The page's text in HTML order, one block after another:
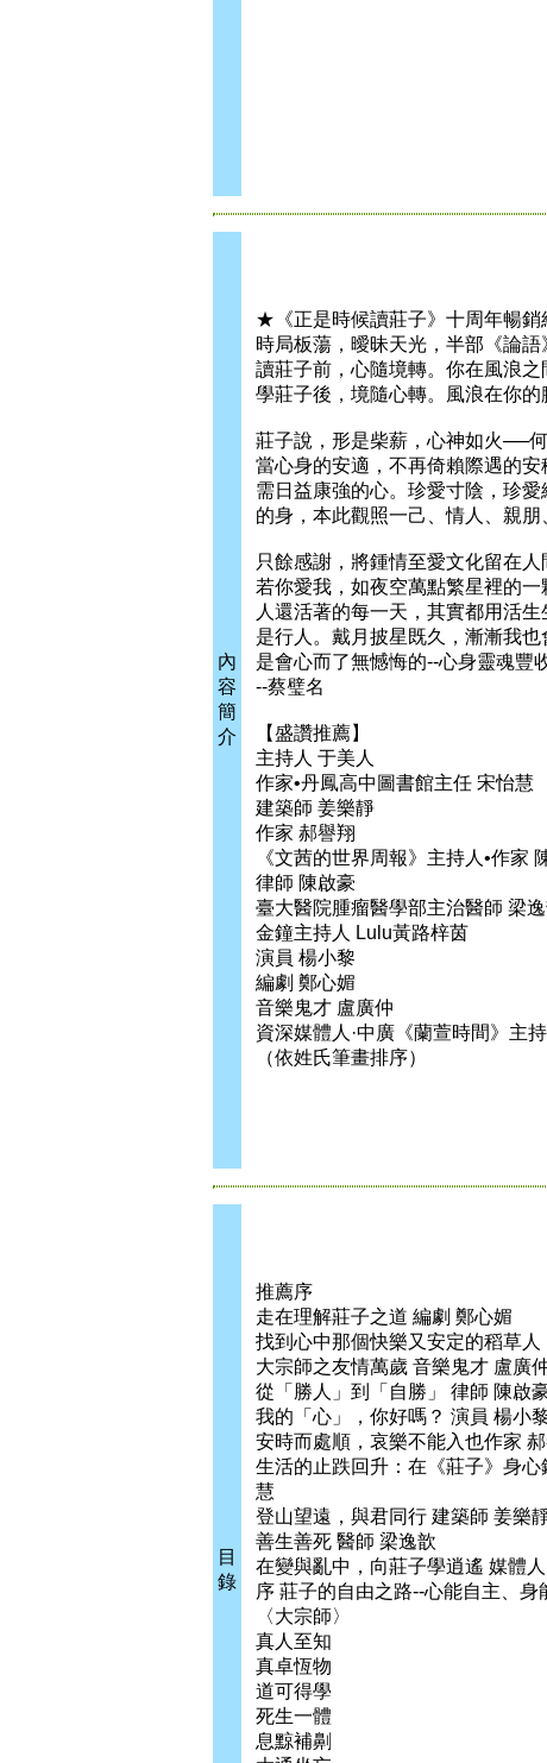
內
容
簡
介
★《正是時候讀莊子》十周年暢銷
時局板蕩，曖昧天光，半部《論
讀莊子前，心隨境轉。你在風浪之
學莊子後，境隨心轉。風浪在你的
莊子說，形是柴薪，心神如火──
當心身的安適，不再倚賴際遇的
需日益康強的心。珍愛寸陰，珍
的身，本此觀照一己、情人、親
只餘感謝，將鍾情至愛文化留在人
若你愛我，如夜空萬點繁星裡的
人還活著的每一天，其實都用活
是行人。戴月披星既久，漸漸我
是會心而了無憾悔的--心身靈魂豐
--蔡璧名
【盛讚推薦】
主持人 于美人
作家•丹鳳高中圖書館主任 宋怡慧
建築師 姜樂靜
作家 郝譽翔
《文茜的世界周報》主持人•作家
律師 陳啟豪
臺大醫院腫瘤醫學部主治醫師 梁
金鐘主持人 Lulu黃路梓茵
演員 楊小黎
編劇 鄭心媚
音樂鬼才 盧廣仲
資深媒體人·中廣《蘭萱時間》主
（依姓氏筆畫排序）
目
錄
推薦序
走在理解莊子之道 編劇 鄭心媚
找到心中那個快樂又安定的稻草
大宗師之友情萬歲 音樂鬼才 盧廣
從「勝人」到「自勝」 律師 陳啟
我的「心」，你好嗎？ 演員 楊小
安時而處順，哀樂不能入也作家
生活的止跌回升：在《莊子》身
慧
登山望遠，與君同行 建築師 姜樂
善生善死 醫師 梁逸歆
在變與亂中，向莊子學逍遙 媒體
序 莊子的自由之路--心能自主、
〈大宗師〉
真人至知
真卓恆物
道可得學
死生一體
息黥補劓